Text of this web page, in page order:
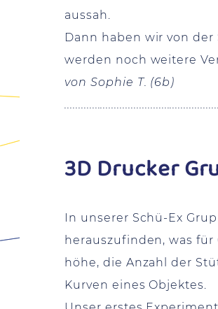
aussah.
Dann haben wir von
werden noch weitere
von Sophie T. (6b)
3D Drucker
In unserer Schü-Ex
herauszufinden, was
höhe, die Anzahl der
Kurven eines Objektes.